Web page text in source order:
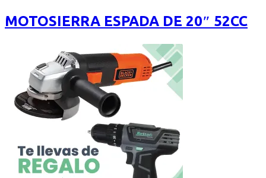
5
MOTOSIERRA ESPADA DE 20″ 52CC